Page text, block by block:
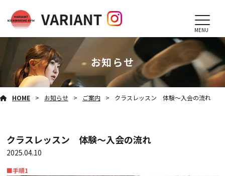
MENU
お知らせ
HOME お知らせ ご案内 クラスレッスン 体験～入会の流れ
クラスレッスン 体験～入会の流れ
2025.04.10
■手順1